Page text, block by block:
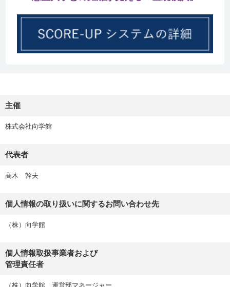
主催
株式会社向学館
代表者
高木 幹夫
個人情報の取り扱いに関するお問い合わせ先
（株）向学館
個人情報取扱事業者および
管理責任者
（株）向学館 運営部マネージャー